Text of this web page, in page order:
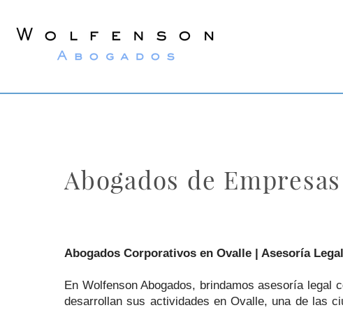
Abogados de
Abogados Corporativos en Ovalle | Asesoría
En Wolfenson Abogados, brindamos asesoría legal
desarrollan sus actividades en Ovalle, una de las
Wolfenson